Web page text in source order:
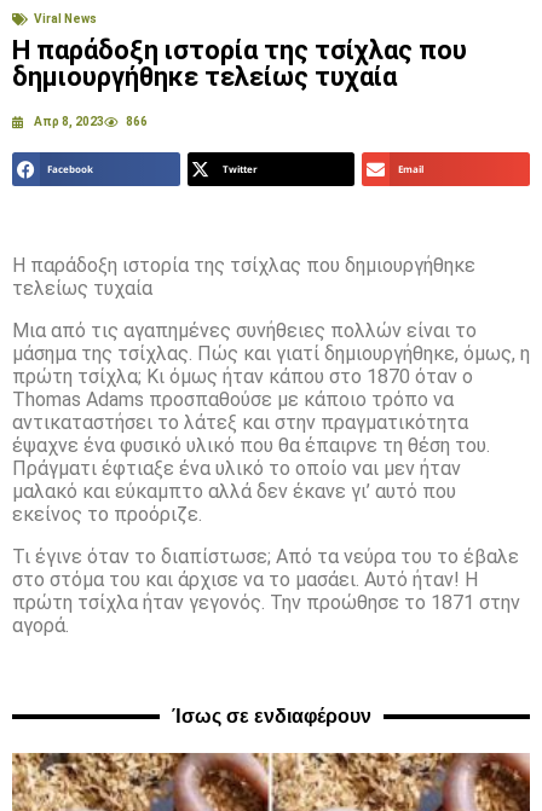
Viral News
Η παράδοξη ιστορία της τσίχλας που
δημιουργήθηκε τελείως τυχαία
Απρ 8, 2023 866
Facebook Twitter Email
Η παράδοξη ιστορία της τσίχλας που δημιουργήθηκε
τελείως τυχαία
Μια από τις αγαπημένες συνήθειες πολλών είναι το
μάσημα της τσίχλας. Πώς και γιατί δημιουργήθηκε, όμως, η
πρώτη τσίχλα; Κι όμως ήταν κάπου στο 1870 όταν ο
Thomas Adams προσπαθούσε με κάποιο τρόπο να
αντικαταστήσει το λάτεξ και στην πραγματικότητα
έψαχνε ένα φυσικό υλικό που θα έπαιρνε τη θέση του.
Πράγματι έφτιαξε ένα υλικό το οποίο ναι μεν ήταν
μαλακό και εύκαμπτο αλλά δεν έκανε γι’ αυτό που
εκείνος το προόριζε.
Τι έγινε όταν το διαπίστωσε; Από τα νεύρα του το έβαλε
στο στόμα του και άρχισε να το μασάει. Αυτό ήταν! Η
πρώτη τσίχλα ήταν γεγονός. Την προώθησε το 1871 στην
αγορά.
Ίσως σε ενδιαφέρουν